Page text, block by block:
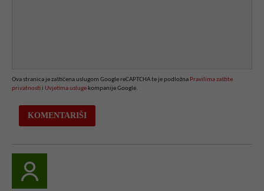
Ova stranica je zaštićena uslugom Google reCAPTCHA te je podložna Pravilima zaštite
privatnosti i Uvjetima usluge kompanije Google.